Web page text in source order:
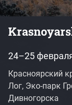
24–25
Красноярский
Лог, Эко-парк
Дивногорска